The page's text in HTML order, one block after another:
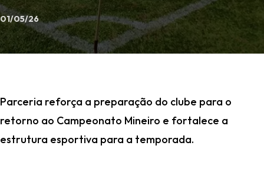
01/05/26
Parceria reforça a preparação do clube para o
retorno ao Campeonato Mineiro e fortalece a
estrutura esportiva para a temporada.